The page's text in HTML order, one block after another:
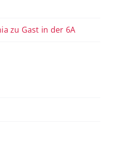
zu Gast in der 6A